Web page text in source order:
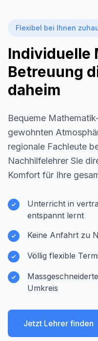
Flexibel bei Ihnen
Individuelle
Betreuung
daheim
Bequeme
gewohnten
regionale Fachleute
Nachhilfelehrer Sie
Komfort für Ihre
Unterricht in
entspannt lernt
Keine Anfahrt zu
Völlig flexible
Umkreis
Jetzt Lehrer finden